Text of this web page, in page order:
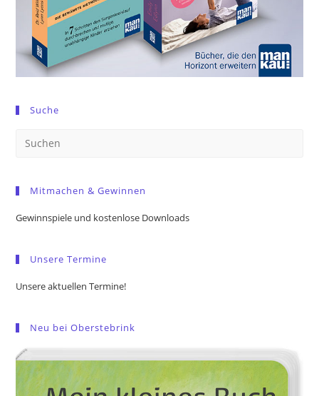
Suche
Mitmachen & Gewinnen
Gewinnspiele und kostenlose Downloads
Unsere Termine
Unsere aktuellen Termine!
Neu bei Oberstebrink